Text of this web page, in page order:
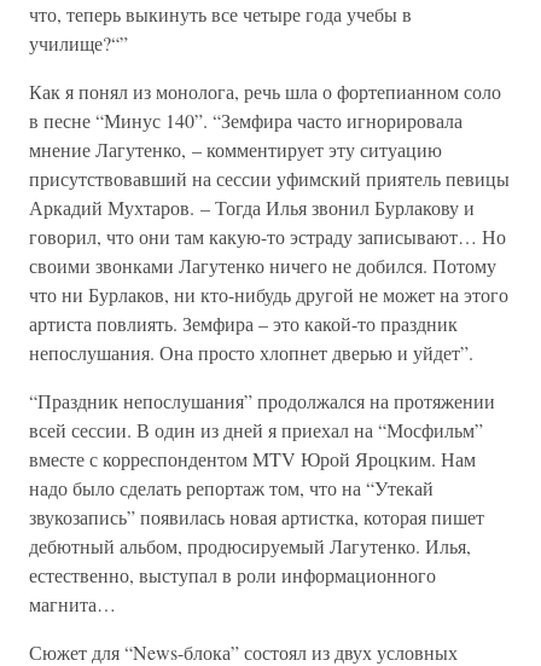
что, теперь выкинуть все четыре года учебы в
училище?“”
Как я понял из монолога, речь шла о фортепианном соло
в песне “Минус 140”. “Земфира часто игнорировала
мнение Лагутенко, – комментирует эту ситуацию
присутствовавший на сессии уфимский приятель певицы
Аркадий Мухтаров. – Тогда Илья звонил Бурлакову и
говорил, что они там какую-то эстраду записывают… Но
своими звонками Лагутенко ничего не добился. Потому
что ни Бурлаков, ни кто-нибудь другой не может на этого
артиста повлиять. Земфира – это какой-то праздник
непослушания. Она просто хлопнет дверью и уйдет”.
“Праздник непослушания” продолжался на протяжении
всей сессии. В один из дней я приехал на “Мосфильм”
вместе с корреспондентом MTV Юрой Яроцким. Нам
надо было сделать репортаж том, что на “Утекай
звукозапись” появилась новая артистка, которая пишет
дебютный альбом, продюсируемый Лагутенко. Илья,
естественно, выступал в роли информационного
магнита…
Сюжет для “News-блока” состоял из двух условных